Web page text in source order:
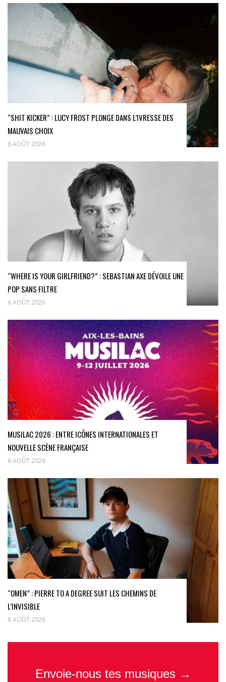
“SHIT KICKER” : LUCY FROST PLONGE DANS L’IVRESSE DES
MAUVAIS CHOIX
6 AOÛT 2026
“WHERE IS YOUR GIRLFRIEND?” : SEBASTIAN AXE DÉVOILE UNE
POP SANS FILTRE
6 AOÛT 2026
MUSILAC 2026 : ENTRE ICÔNES INTERNATIONALES ET
NOUVELLE SCÈNE FRANÇAISE
6 AOÛT 2026
“OMEN” : PIERRE TO A DEGREE SUIT LES CHEMINS DE
L’INVISIBLE
6 AOÛT 2026